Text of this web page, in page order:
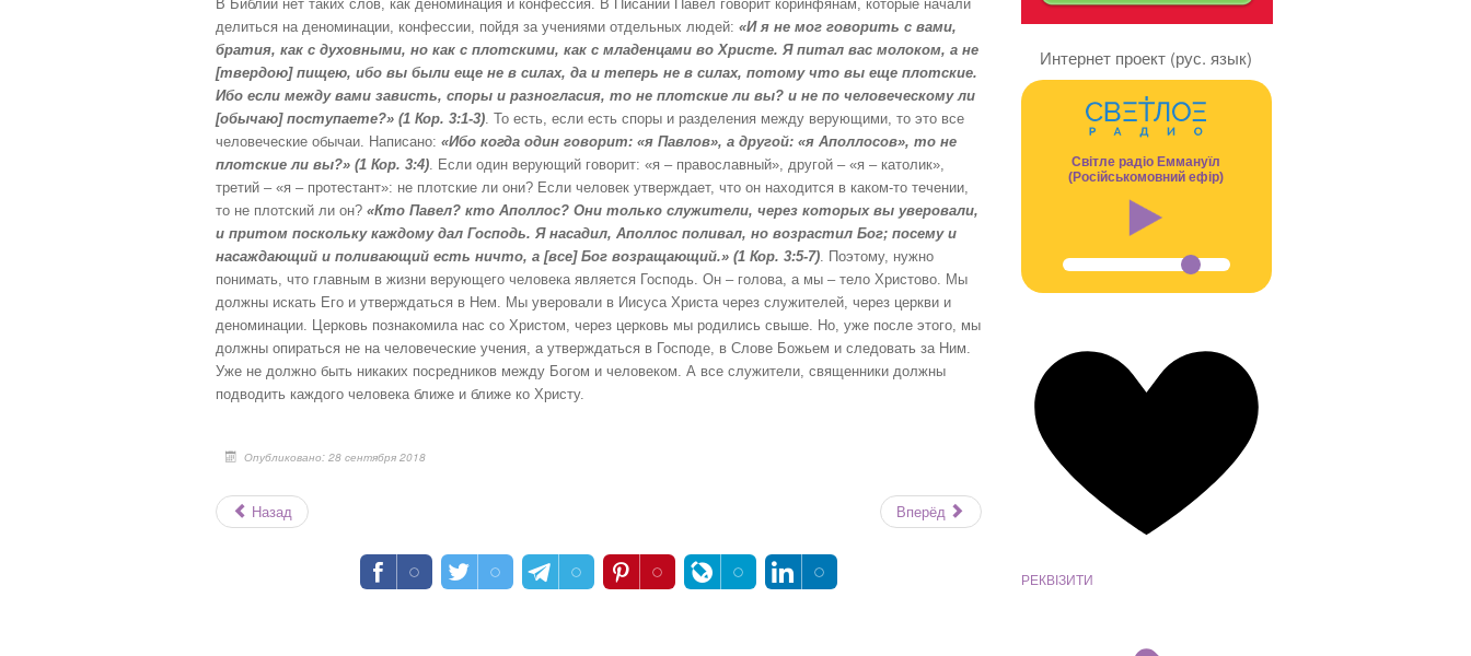
н
г
:
5
/
5
й
с
т
а
,
о
е
н
и
т
е
В Библии нет таких слов, как деноминация и конфессия. В Писании Павел говорит коринфянам, которые начали
делиться на деноминации, конфессии, пойдя за учениями отдельных людей: «И я не мог говорить с вами,
братия, как с духовными, но как с плотскими, как с младенцами во Христе. Я питал вас молоком, а не
[твердою] пищею, ибо вы были еще не в силах, да и теперь не в силах, потому что вы еще плотские.
Ибо если между вами зависть, споры и разногласия, то не плотские ли вы? и не по человеческому ли
[обычаю] поступаете?» (1 Кор. 3:1-3). То есть, если есть споры и разделения между верующими, то это все
человеческие обычаи. Написано: «Ибо когда один говорит: «я Павлов», а другой: «я Аполлосов», то не
плотские ли вы?» (1 Кор. 3:4). Если один верующий говорит: «я – православный», другой – «я – католик»,
третий – «я – протестант»: не плотские ли они? Если человек утверждает, что он находится в каком-то течении,
то не плотский ли он? «Кто Павел? кто Аполлос? Они только служители, через которых вы уверовали,
и притом поскольку каждому дал Господь. Я насадил, Аполлос поливал, но возрастил Бог; посему и
насаждающий и поливающий есть ничто, а [все] Бог возращающий.» (1 Кор. 3:5-7). Поэтому, нужно
понимать, что главным в жизни верующего человека является Господь. Он – голова, а мы – тело Христово. Мы
должны искать Его и утверждаться в Нем. Мы уверовали в Иисуса Христа через служителей, через церкви и
деноминации. Церковь познакомила нас со Христом, через церковь мы родились свыше. Но, уже после этого, мы
должны опираться не на человеческие учения, а утверждаться в Господе, в Слове Божьем и следовать за Ним.
Уже не должно быть никаких посредников между Богом и человеком. А все служители, священники должны
подводить каждого человека ближе и ближе ко Христу.
Опубликовано: 28 сентября 2018
Назад Вперёд
Интернет проект (рус. язык)
Світле радіо Еммануїл
(Російськомовний ефір)
РЕКВІЗИТИ